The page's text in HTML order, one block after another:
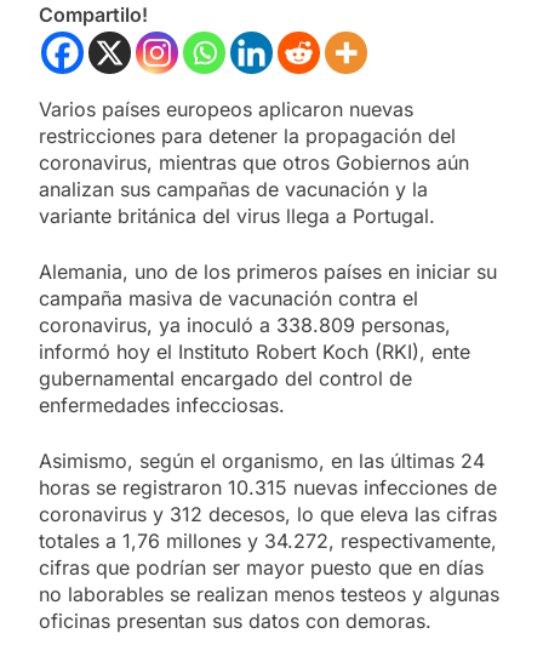
Compartilo!
Varios países europeos aplicaron nuevas
restricciones para detener la propagación del
coronavirus, mientras que otros Gobiernos aún
analizan sus campañas de vacunación y la
variante británica del virus llega a Portugal.
Alemania, uno de los primeros países en iniciar su
campaña masiva de vacunación contra el
coronavirus, ya inoculó a 338.809 personas,
informó hoy el Instituto Robert Koch (RKI), ente
gubernamental encargado del control de
enfermedades infecciosas.
Asimismo, según el organismo, en las últimas 24
horas se registraron 10.315 nuevas infecciones de
coronavirus y 312 decesos, lo que eleva las cifras
totales a 1,76 millones y 34.272, respectivamente,
cifras que podrían ser mayor puesto que en días
no laborables se realizan menos testeos y algunas
oficinas presentan sus datos con demoras.